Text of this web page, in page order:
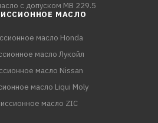
с допуском MB 229.5
МАСЛО
масло Honda
масло Лукойл
масло Nissan
масло Liqui Moly
масло ZIC